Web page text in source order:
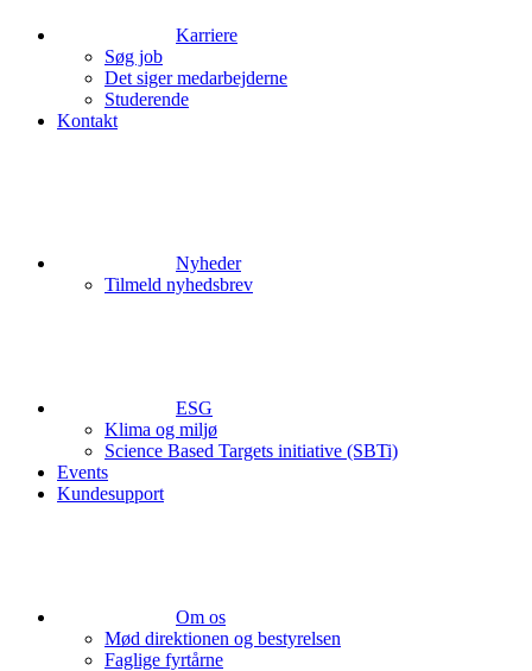
Karriere
Søg job
Det siger medarbejderne
Studerende
Kontakt
Nyheder
Tilmeld nyhedsbrev
ESG
Klima og miljø
Science Based Targets initiative (SBTi)
Events
Kundesupport
Om os
Mød direktionen og bestyrelsen
Faglige fyrtårne